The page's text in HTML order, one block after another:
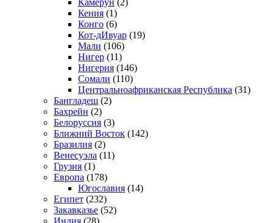
Камерун (2)
Кения (1)
Конго (6)
Кот-дИвуар (19)
Мали (106)
Нигер (11)
Нигерия (146)
Сомали (110)
Центральноафриканская Республика (31)
Бангладеш (2)
Бахрейн (2)
Белоруссия (3)
Ближний Восток (142)
Бразилия (2)
Венесуэла (11)
Грузия (1)
Европа (178)
Югославия (14)
Египет (232)
Закавказье (52)